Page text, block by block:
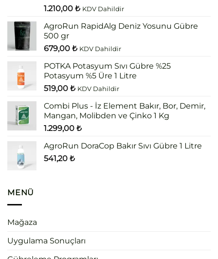
5 üzerinden
oy
aldı
1.210,00 ₺ KDV Dahildir
AgroRun RapidAlg Deniz Yosunu Gübre
500 gr
679,00 ₺ KDV Dahildir
POTKA Potasyum Sıvı Gübre %25
Potasyum %5 Üre 1 Litre
519,00 ₺ KDV Dahildir
Combi Plus - İz Element Bakır, Bor, Demir,
Mangan, Molibden ve Çinko 1 Kg
1.299,00 ₺
AgroRun DoraCop Bakır Sıvı Gübre 1 Litre
541,20 ₺
MENÜ
Mağaza
Uygulama Sonuçları